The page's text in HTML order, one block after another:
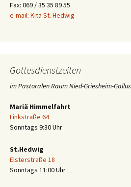
Fax: 069 / 35 35 89 55
e-mail: Kita St. Hedwig
Gottesdienstzeiten
im Pastoralen Raum Nied-Griesheim-Gallus
Mariä Himmelfahrt
Linkstraße 64
Sonntags 9:30 Uhr
St.Hedwig
Elsterstraße 18
Sonntags 11:00 Uhr